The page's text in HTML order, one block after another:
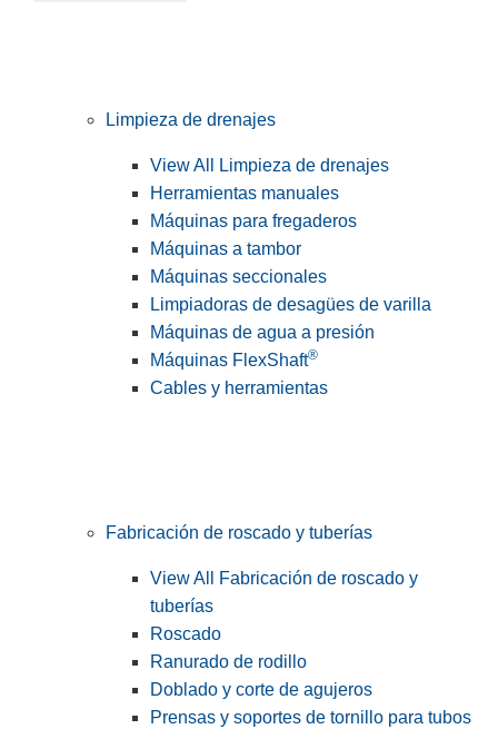
Limpieza de drenajes
View All Limpieza de drenajes
Herramientas manuales
Máquinas para fregaderos
Máquinas a tambor
Máquinas seccionales
Limpiadoras de desagües de varilla
Máquinas de agua a presión
Máquinas FlexShaft®
Cables y herramientas
Fabricación de roscado y tuberías
View All Fabricación de roscado y
tuberías
Roscado
Ranurado de rodillo
Doblado y corte de agujeros
Prensas y soportes de tornillo para tubos